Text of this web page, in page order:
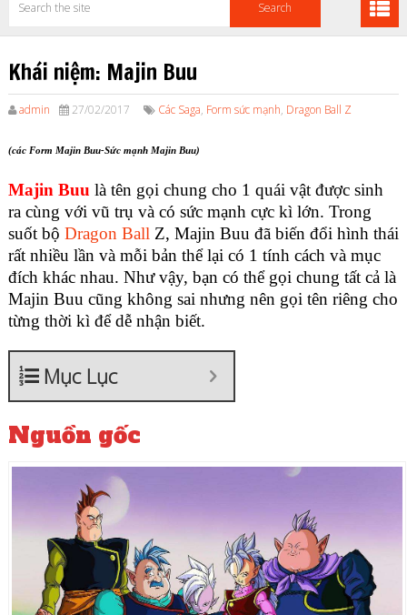
Khái niệm: Majin Buu
admin 27/02/2017 Các Saga, Form sức mạnh, Dragon Ball Z
(các Form Majin Buu-Sức mạnh Majin Buu)
Majin Buu là tên gọi chung cho 1 quái vật được sinh
ra cùng với vũ trụ và có sức mạnh cực kì lớn. Trong
suốt bộ Dragon Ball Z, Majin Buu đã biến đổi hình thái
rất nhiều lần và mỗi bản thể lại có 1 tính cách và mục
đích khác nhau. Như vậy, bạn có thể gọi chung tất cả là
Majin Buu cũng không sai nhưng nên gọi tên riêng cho
từng thời kì để dễ nhận biết.
Mục Lục
Nguồn gốc